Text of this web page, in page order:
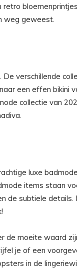
weg geweest.
verschillende
een effen
collectie van
luxe
items staan
de subtiele
de moeite waard
je of een
in de